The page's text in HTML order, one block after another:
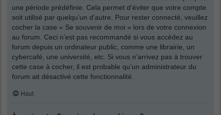
une période prédéfinie. Cela permet d’éviter que votre compte
soit utilisé par quelqu’un d’autre. Pour rester connecté, veuillez
cocher la case « Se souvenir de moi » lors de votre connexion
au forum. Ceci n’est pas recommandé si vous accédez au
forum depuis un ordinateur public, comme une librairie, un
cybercafé, une université, etc. Si vous n’arrivez pas à trouver
cette case à cocher, il est probable qu’un administrateur du
forum ait désactivé cette fonctionnalité.
Haut